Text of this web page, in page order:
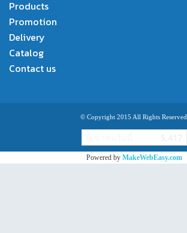
Products
Promotion
Delivery
Catalog
Contact us
© Copyright 2015 All Rights Reserved.
Powered by MakeWebEasy.com